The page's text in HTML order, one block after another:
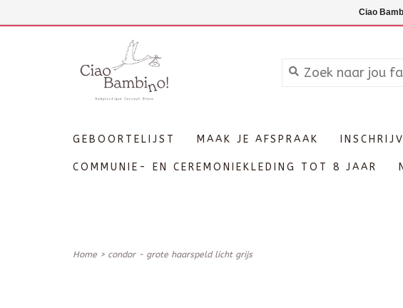
GEBOORTELIJST MAAK JE AFSPRAAK
COMMUNIE- EN CEREMONIEKLEDING TOT 8 JAAR
Home > condor - grote haarspeld licht grijs
Ciao